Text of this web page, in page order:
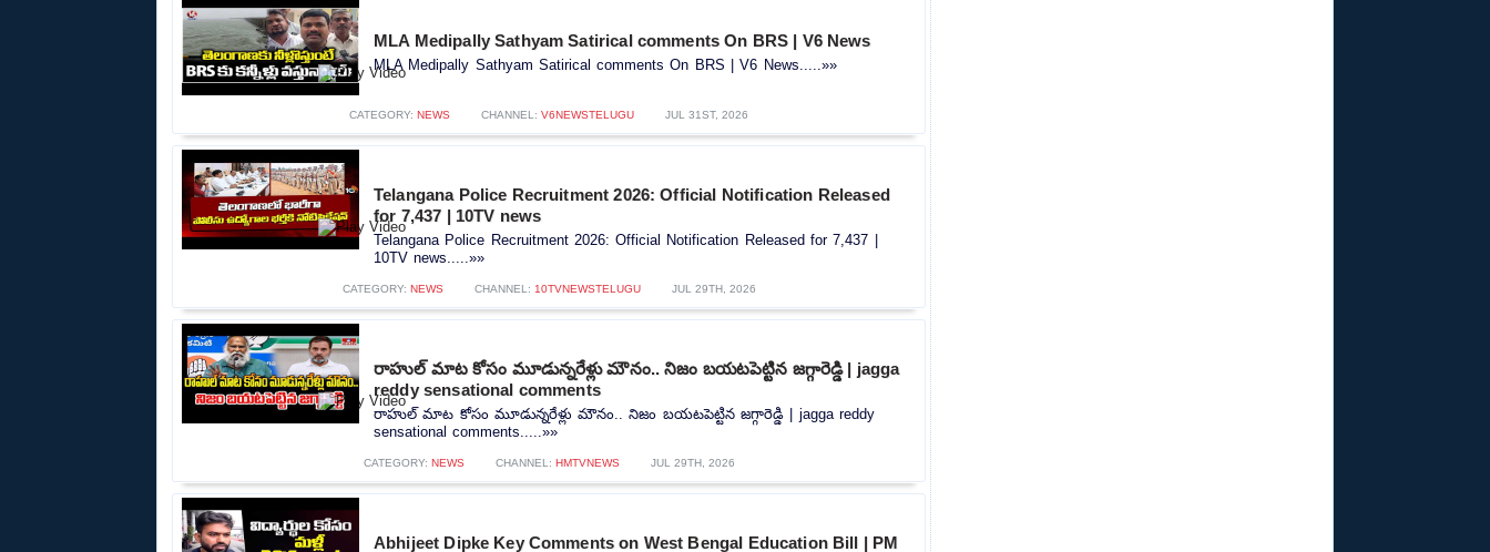
MLA Medipally Sathyam Satirical comments On BRS | V6 News
MLA Medipally Sathyam Satirical comments On BRS | V6 News.....»»
CATEGORY: NEWS CHANNEL: V6NEWSTELUGU JUL 31ST, 2026
Telangana Police Recruitment 2026: Official Notification Released
for 7,437 | 10TV news
Telangana Police Recruitment 2026: Official Notification Released for 7,437 |
10TV news.....»»
CATEGORY: NEWS CHANNEL: 10TVNEWSTELUGU JUL 29TH, 2026
రాహుల్ మాట కోసం మూడున్నరేళ్లు మౌనం.. నిజం బయటపెట్టిన జగ్గారెడ్డి | jagga
reddy sensational comments
రాహుల్ మాట కోసం మూడున్నరేళ్లు మౌనం.. నిజం బయటపెట్టిన జగ్గారెడ్డి | jagga reddy
sensational comments.....»»
CATEGORY: NEWS CHANNEL: HMTVNEWS JUL 29TH, 2026
Abhijeet Dipke Key Comments on West Bengal Education Bill | PM